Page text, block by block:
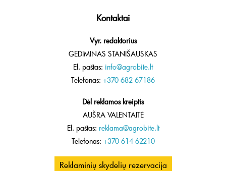
Kontaktai
Vyr. redaktorius
GEDIMINAS STANIŠAUSKAS
El. paštas: info@agrobite.lt
Telefonas: +370 682 67186
Dėl reklamos kreiptis
AUŠRA VALENTAITĖ
El. paštas: reklama@agrobite.lt
Telefonas: +370 614 62210
Reklaminių skydelių rezervacija